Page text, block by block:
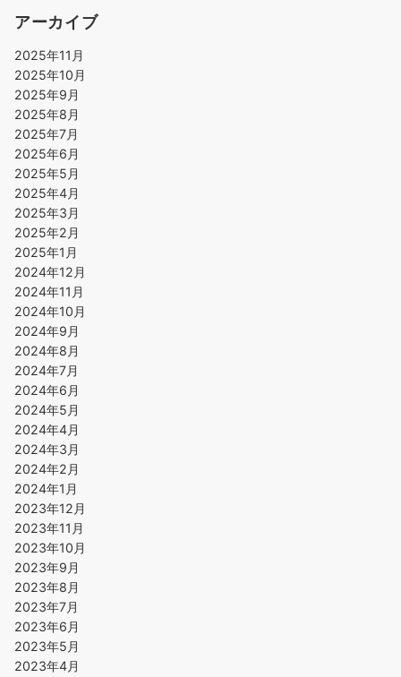
アーカイブ
2025年11月
2025年10月
2025年9月
2025年8月
2025年7月
2025年6月
2025年5月
2025年4月
2025年3月
2025年2月
2025年1月
2024年12月
2024年11月
2024年10月
2024年9月
2024年8月
2024年7月
2024年6月
2024年5月
2024年4月
2024年3月
2024年2月
2024年1月
2023年12月
2023年11月
2023年10月
2023年9月
2023年8月
2023年7月
2023年6月
2023年5月
2023年4月